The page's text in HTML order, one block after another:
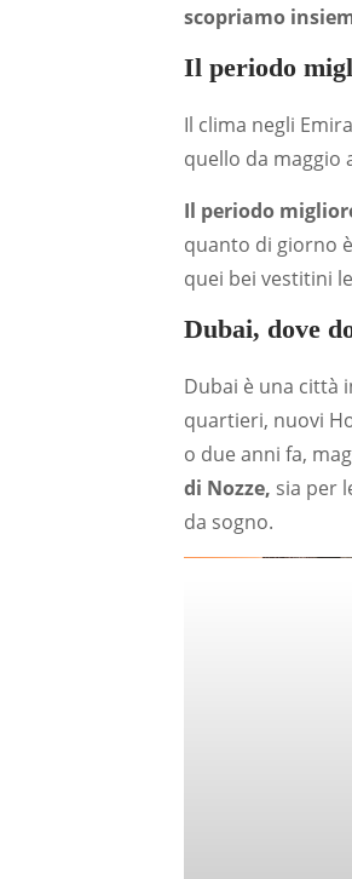
scopriamo
Il periodo
Il clima negli
quello da maggio
Il periodo
quanto di giorno
quei bei vestitini
Dubai, dove
Dubai è una città
quartieri, nuovi
o due anni fa,
di Nozze, sia per
da sogno.